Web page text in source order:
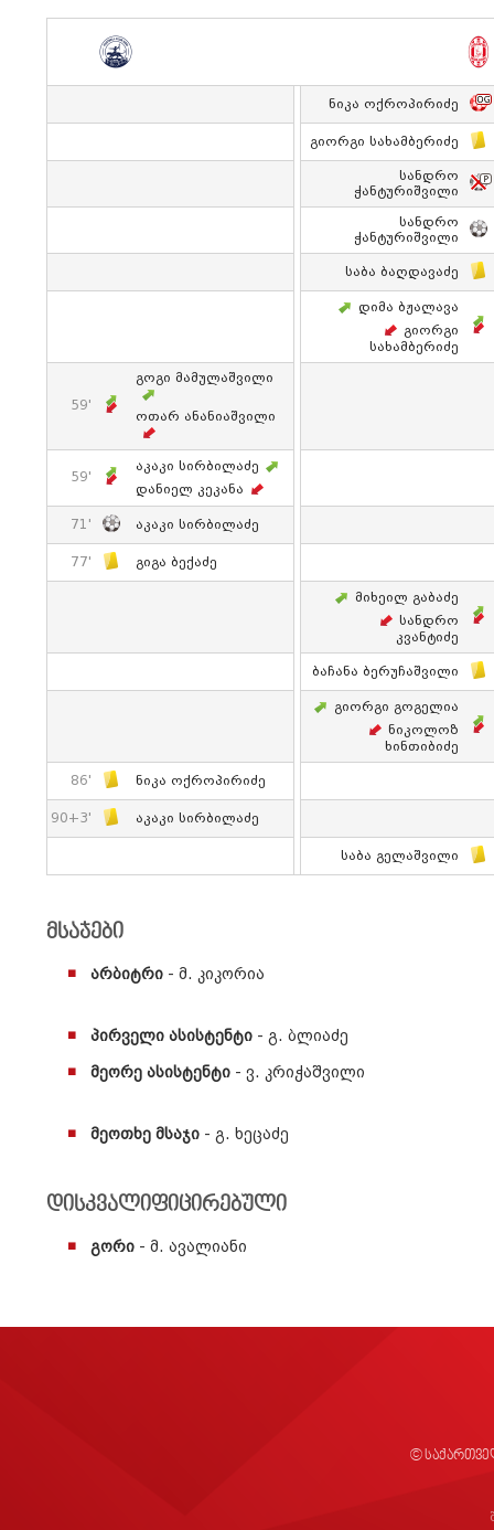
Ნიკა Ოქროპირიძე
Გიორგი Სახამბერიძე
Სანდრო
Ჭანტურიშვილი
Სანდრო
Ჭანტურიშვილი
Საბა Ბაღდავაძე
Დიმა Ბჟალავა
Გიორგი
Სახამბერიძე
59'
Გოგი Მამულაშვილი
Ოთარ Ანანიაშვილი
59'
Აკაკი Სირბილაძე
Დანიელ Კეკანა
71' Აკაკი Სირბილაძე
77' Გიგა Ბექაძე
Მიხეილ Გაბაძე
Სანდრო
Კვანტიძე
Ბაჩანა Ბერუჩაშვილი
Გიორგი Გოგელია
Ნიკოლოზ
Ხინთიბიძე
86' Ნიკა Ოქროპირიძე
90+3' Აკაკი Სირბილაძე
Საბა Გელაშვილი
მსაჯები
არბიტრი - მ. კიკორია
პირველი ასისტენტი - გ. ბლიაძე
მეორე ასისტენტი - ვ. კრიჭაშვილი
მეოთხე მსაჯი - გ. ხეცაძე
დისკვალიფიცირებული
გორი - მ. ავალიანი
©